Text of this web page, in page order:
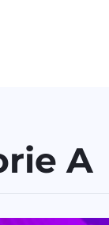
A